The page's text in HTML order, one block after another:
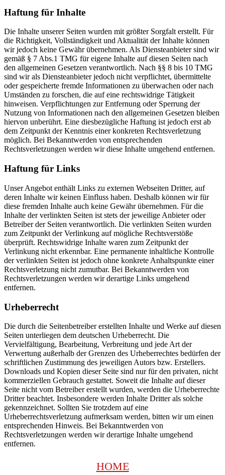
Haftung für Inhalte
Die Inhalte unserer Seiten wurden mit größter Sorgfalt erstellt. Für
die Richtigkeit, Vollständigkeit und Aktualität der Inhalte können
wir jedoch keine Gewähr übernehmen. Als Diensteanbieter sind wir
gemäß § 7 Abs.1 TMG für eigene Inhalte auf diesen Seiten nach
den allgemeinen Gesetzen verantwortlich. Nach §§ 8 bis 10 TMG
sind wir als Diensteanbieter jedoch nicht verpflichtet, übermittelte
oder gespeicherte fremde Informationen zu überwachen oder nach
Umständen zu forschen, die auf eine rechtswidrige Tätigkeit
hinweisen. Verpflichtungen zur Entfernung oder Sperrung der
Nutzung von Informationen nach den allgemeinen Gesetzen bleiben
hiervon unberührt. Eine diesbezügliche Haftung ist jedoch erst ab
dem Zeitpunkt der Kenntnis einer konkreten Rechtsverletzung
möglich. Bei Bekanntwerden von entsprechenden
Rechtsverletzungen werden wir diese Inhalte umgehend entfernen.
Haftung für Links
Unser Angebot enthält Links zu externen Webseiten Dritter, auf
deren Inhalte wir keinen Einfluss haben. Deshalb können wir für
diese fremden Inhalte auch keine Gewähr übernehmen. Für die
Inhalte der verlinkten Seiten ist stets der jeweilige Anbieter oder
Betreiber der Seiten verantwortlich. Die verlinkten Seiten wurden
zum Zeitpunkt der Verlinkung auf mögliche Rechtsverstöße
überprüft. Rechtswidrige Inhalte waren zum Zeitpunkt der
Verlinkung nicht erkennbar. Eine permanente inhaltliche Kontrolle
der verlinkten Seiten ist jedoch ohne konkrete Anhaltspunkte einer
Rechtsverletzung nicht zumutbar. Bei Bekanntwerden von
Rechtsverletzungen werden wir derartige Links umgehend
entfernen.
Urheberrecht
Die durch die Seitenbetreiber erstellten Inhalte und Werke auf diesen
Seiten unterliegen dem deutschen Urheberrecht. Die
Vervielfältigung, Bearbeitung, Verbreitung und jede Art der
Verwertung außerhalb der Grenzen des Urheberrechtes bedürfen der
schriftlichen Zustimmung des jeweiligen Autors bzw. Erstellers.
Downloads und Kopien dieser Seite sind nur für den privaten, nicht
kommerziellen Gebrauch gestattet. Soweit die Inhalte auf dieser
Seite nicht vom Betreiber erstellt wurden, werden die Urheberrechte
Dritter beachtet. Insbesondere werden Inhalte Dritter als solche
gekennzeichnet. Sollten Sie trotzdem auf eine
Urheberrechtsverletzung aufmerksam werden, bitten wir um einen
entsprechenden Hinweis. Bei Bekanntwerden von
Rechtsverletzungen werden wir derartige Inhalte umgehend
entfernen.
HOME